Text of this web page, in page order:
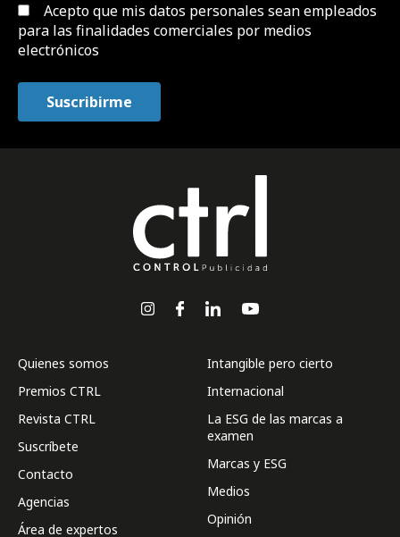
Acepto que mis datos personales sean empleados
para las finalidades comerciales por medios
electrónicos
Quienes somos
Premios CTRL
Revista CTRL
Suscríbete
Contacto
Agencias
Área de expertos
Intangible pero cierto
Internacional
La ESG de las marcas a
examen
Marcas y ESG
Medios
Opinión